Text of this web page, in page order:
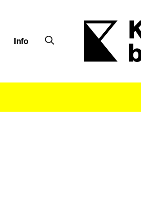
Info